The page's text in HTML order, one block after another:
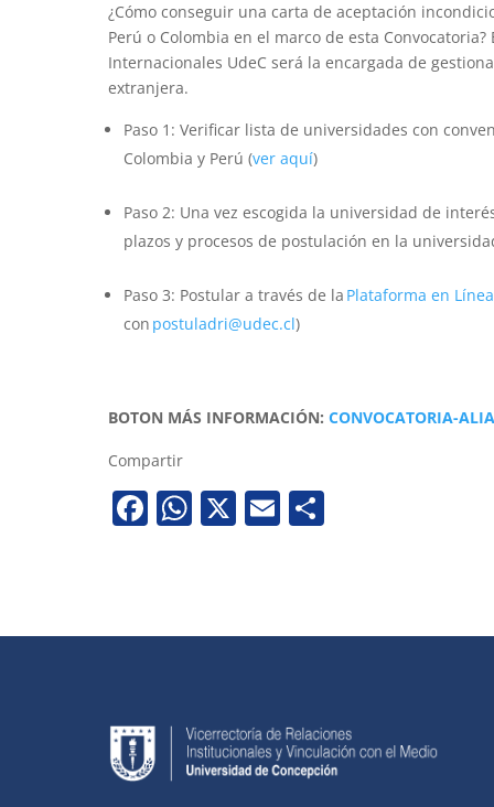
¿Cómo conseguir una carta de aceptación
Perú o Colombia en el marco de esta Convocatoria?
Internacionales UdeC será la encargada de
extranjera.
Paso 1: Verificar lista de universidades con
Colombia y Perú (ver aquí)
Paso 2: Una vez escogida la universidad de
plazos y procesos de postulación en la
Paso 3: Postular a través de la Plataforma en Línea
con postuladri@udec.cl)
BOTON MÁS INFORMACIÓN: CONVOCATORIA-
Compartir
Facebook
WhatsApp
X Email